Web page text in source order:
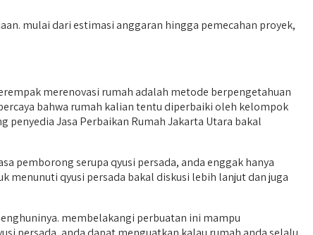
mulai dari estimasi anggaran hingga pemecahan proyek,
merenovasi rumah adalah metode berpengetahuan
bahwa rumah kalian tentu diperbaiki oleh kelompok
Jasa Perbaikan Rumah Jakarta Utara bakal
pemborong serupa qyusi persada, anda enggak hanya
menunuti qyusi persada bakal diskusi lebih lanjut dan juga
membelakangi perbuatan ini mampu